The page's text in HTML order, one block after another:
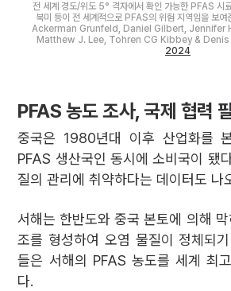
전 세계 경도/위도 5° 격자에서 확인 가능한 PFAS 시
북미 등이 전 세계적으로 PFAS의 위험 지역임을 보
Ackerman Grunfeld, Daniel Gilbert, Jennifer
Matthew J. Lee, Tohren CG Kibbey &
2024
PFAS 농도 조사, 국제 협력
중국은 1980년대 이후 산업화를
PFAS 생산국인 동시에 소비국이 됐
질의 관리에 취약하다는 데이터도 나
서해는 한반도와 중국 본토에 의해
조를 형성하여 오염 물질이 정체되
들은 서해의 PFAS 농도를 세계 최
다.